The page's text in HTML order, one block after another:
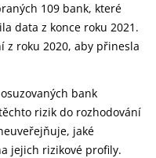
109 bank, které
data z konce roku 2021.
z roku 2020, aby přinesla
bank
rizik do rozhodování
jaké
jejich rizikové profily.